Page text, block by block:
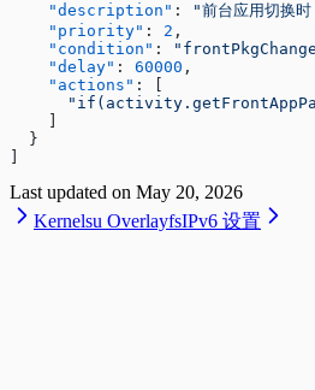
    "description"
:
"前台应用切换
    "priority"
: 2 ,
    "condition"
:
    "delay"
: 60000 ,
    "actions"
: [
  }
Last updated on May 20, 2026
Kernelsu OverlayfsIPv6 设置